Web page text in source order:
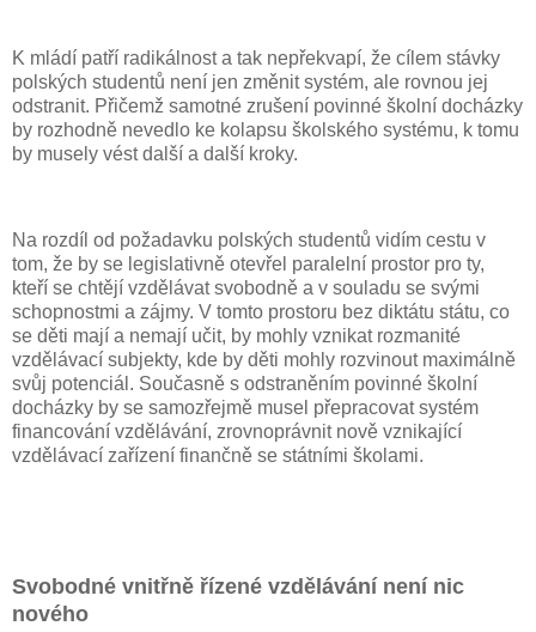
K mládí patří radikálnost a tak nepřekvapí, že cílem stávky
polských studentů není jen změnit systém, ale rovnou jej
odstranit. Přičemž samotné zrušení povinné školní docházky
by rozhodně nevedlo ke kolapsu školského systému, k tomu
by musely vést další a další kroky.
Na rozdíl od požadavku polských studentů vidím cestu v
tom, že by se legislativně otevřel paralelní prostor pro ty,
kteří se chtějí vzdělávat svobodně a v souladu se svými
schopnostmi a zájmy. V tomto prostoru bez diktátu státu, co
se děti mají a nemají učit, by mohly vznikat rozmanité
vzdělávací subjekty, kde by děti mohly rozvinout maximálně
svůj potenciál. Současně s odstraněním povinné školní
docházky by se samozřejmě musel přepracovat systém
financování vzdělávání, zrovnoprávnit nově vznikající
vzdělávací zařízení finančně se státními školami.
Svobodné vnitřně řízené vzdělávání není nic
nového